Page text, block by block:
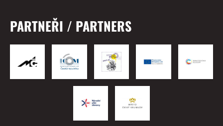
PARTNEŘI / PARTNERS